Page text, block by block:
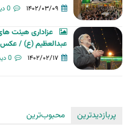
۱۴۰۲/۰۳/۰۹ 0 دیدگاه
عزاداری هیئت
عبدالعظیم (ع) /
۱۴۰۲/۰۲/۱۷ 0 دیدگاه
پربازدیدترین
محبوب‌ترین